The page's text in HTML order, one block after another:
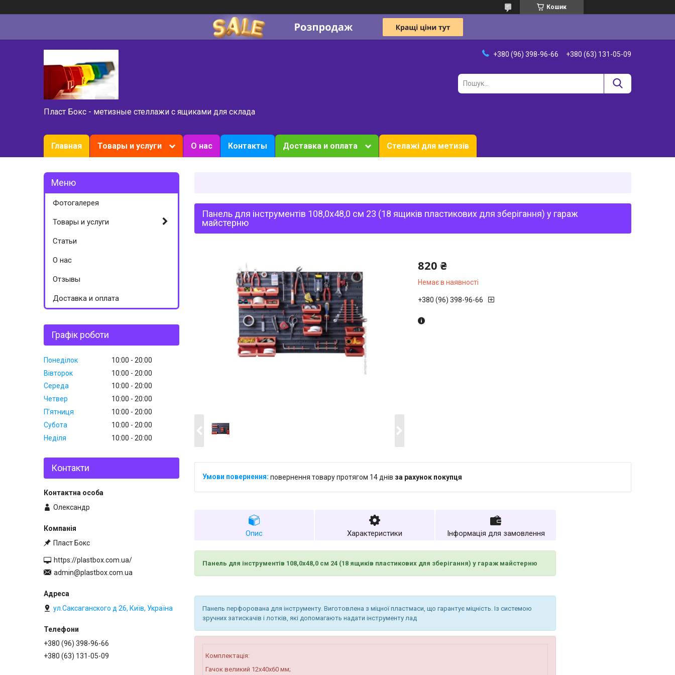
Кошик
Пласт Бокс - метизные стеллажи с ящиками для склада
+380 (96) 398-96-66 +380 (63) 131-05-09
Главная Товары и услуги О нас Контакты Доставка и оплата Стелажі для метизів
Панель для інструментів 108,0х48,0 см 23 (18 ящиків пластикових для зберігання) у гараж
майстерню
820 ₴
Немає в наявності
+380 (96) 398-96-66
повернення товару протягом 14 днів за рахунок покупця
Опис Характеристики Інформація для замовлення
Панель для інструментів 108,0х48,0 см 24 (18 ящиків пластикових для зберігання) у гараж майстерню
Панель перфорована для інструменту. Виготовлена з міцної пластмаси, що гарантує міцність. Із системою
зручних затискачів і лотків, які допомагають надати інструменту лад
Комплектація:
Гачок великий 12х40х60 мм;
Фотогалерея
Товары и услуги
Статьи
О нас
Отзывы
Доставка и оплата
Графік роботи
Понеділок 10:00
20:00
Вівторок
10:00
20:00
Середа
10:00
20:00
Четвер
10:00
20:00
Пʼятниця
10:00
20:00
Субота
10:00
20:00
Неділя
10:00 20:00
Контакти
Олександр
Пласт Бокс
https://plastbox.com.ua/
admin@plastbox.com.ua
ул.Саксаганского д 26, Київ, Україна
+380 (96) 398-96-66
+380 (63) 131-05-09